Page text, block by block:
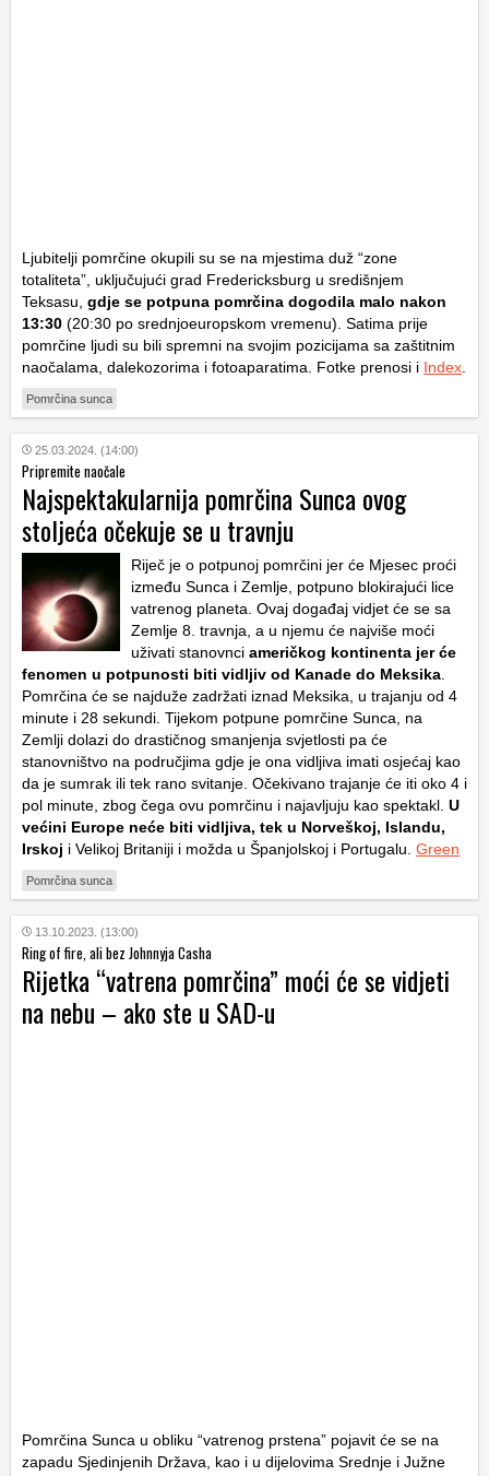
Ljubitelji pomrčine okupili su se na mjestima duž “zone
totaliteta”, uključujući grad Fredericksburg u središnjem
Teksasu, gdje se potpuna pomrčina dogodila malo nakon
13:30 (20:30 po srednjoeuropskom vremenu). Satima prije
pomrčine ljudi su bili spremni na svojim pozicijama sa zaštitnim
naočalama, dalekozorima i fotoaparatima. Fotke prenosi i Index
Pomrčina sunca
25.03.2024. (14:00)
Pripremite naočale
Najspektakularnija pomrčina Sunca ovog
stoljeća očekuje se u travnju
Riječ je o potpunoj pomrčini jer će Mjesec proći
između Sunca i Zemlje, potpuno blokirajući lice
vatrenog planeta. Ovaj događaj vidjet će se sa
Zemlje 8. travnja, a u njemu će najviše moći
uživati stanovnci američkog kontinenta jer će
fenomen u potpunosti biti vidljiv od Kanade do Meksika
Pomrčina će se najduže zadržati iznad Meksika, u trajanju od 4
minute i 28 sekundi. Tijekom potpune pomrčine Sunca, na
Zemlji dolazi do drastičnog smanjenja svjetlosti pa će
stanovništvo na područjima gdje je ona vidljiva imati osjećaj kao
da je sumrak ili tek rano svitanje. Očekivano trajanje će iti oko 4 i
pol minute, zbog čega ovu pomrčinu i najavljuju kao spektakl. U
većini Europe neće biti vidljiva, tek u Norveškoj, Islandu,
Irskoj i Velikoj Britaniji i možda u Španjolskoj i Portugalu. Green
Pomrčina sunca
13.10.2023. (13:00)
Ring of fire, ali bez Johnnyja Casha
Rijetka “vatrena pomrčina” moći će se vidjeti
na nebu – ako ste u SAD-u
Pomrčina Sunca u obliku “vatrenog prstena” pojavit će se na
zapadu Sjedinjenih Država, kao i u dijelovima Srednje i Južne